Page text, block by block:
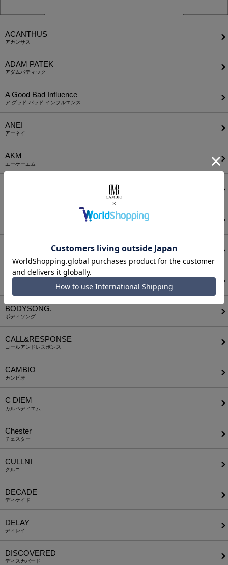
ACANTHUS
アカンサス
ADAM PATEK
アダムパティック
A Good Bad Influence
ア グッド バッド インフルエンス
ANEI
アーネイ
AKM
エーケーエム
ATTACHMENT
AUI NITE
BODYSONG.
ボディソング
CALL&RESPONSE
コールアンドレスポンス
CAMBIO
カンビオ
C DIEM
カルペディエム
Chester
チェスター
CULLNI
クルニ
DECADE
ディケイド
DELAY
ディレイ
DISCOVERED
ディスカバード